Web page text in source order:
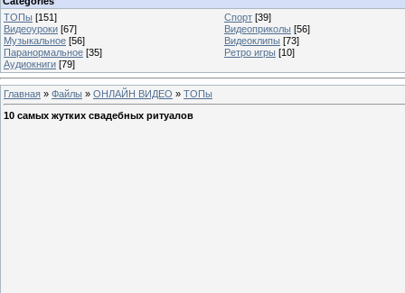
ТОПы [151] Спорт [39]
Видеоуроки [67] Видеоприколы [56]
Музыкальное [56] Видеоклипы [73]
Паранормальное [35] Ретро игры [10]
Аудиокниги [79]
Главная » Файлы » ОНЛАЙН ВИДЕО » ТОПы
10 самых жутких свадебных ритуалов